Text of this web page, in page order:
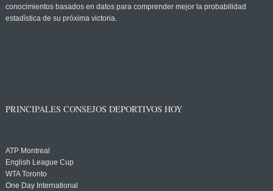
conocimientos basados en datos para comprender mejor la probabilidad
estadística de su próxima victoria.
PRINCIPALES CONSEJOS DEPORTIVOS HOY
ATP Montreal
English League Cup
WTA Toronto
One Day International